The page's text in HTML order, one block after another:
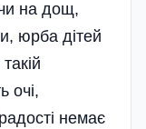
на дощ,
юрба дітей
очі,
немає